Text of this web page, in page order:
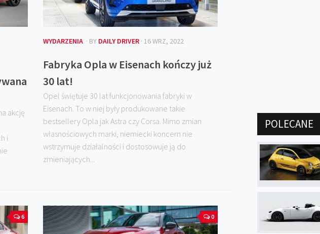
akcję
i
WYDARZENIA · BY DAILY DRIVER · 16 WRZ, 2022
Fabryka Opla w Eisenach kończy już
30 lat!
Opel świętuje 30 lat funkcjonowania fabryki w
Eisenach. To w niej były produkowane takie
bestsellery Opla jak Astra czy Corsa. Mimo zmian
własnościowych marki, niemiecki koncern nie
wstrzymuje działalności i dostosowuje ją do
zmieniających...
6 0
POLECANE